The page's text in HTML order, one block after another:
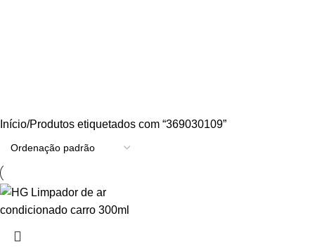
Início Produtos etiquetados com “369030109”